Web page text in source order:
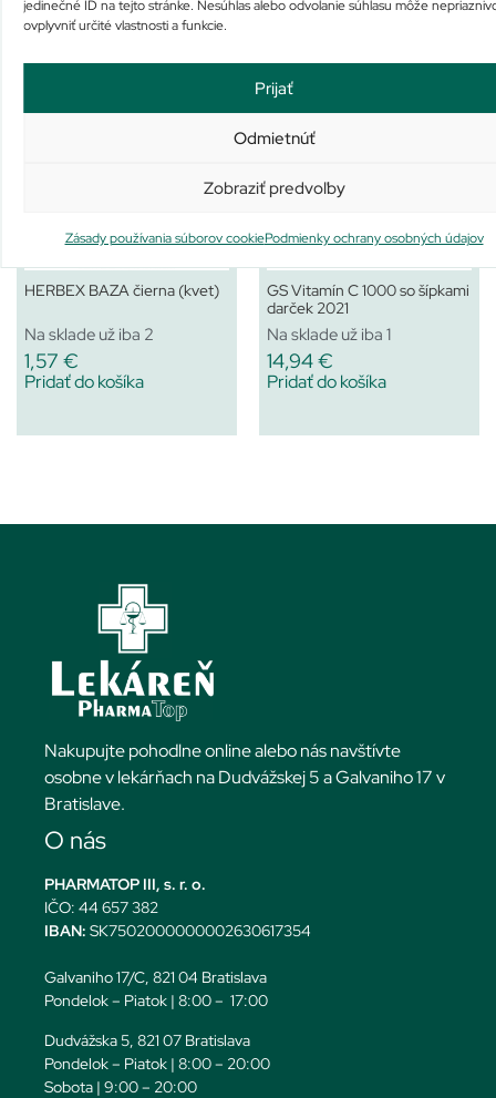
jedinečné ID na tejto stránke. Nesúhlas alebo odvolanie súhlasu môže
ovplyvniť určité vlastnosti a funkcie.
Prijať
Odmietnúť
Zobraziť predvoľby
Zásady používania súborov cookiePodmienky ochrany osobných údajov
Osobný odber u nás
Podobné produkty
HERBEX BAZA čierna (kvet)
Na sklade už iba 2
1,57 €
Pridať do košíka
GS Vitamín C 1000 so šípkami
darček 2021
Na sklade už iba 1
14,94€
Pridať do košíka
Nakupujte pohodlne online alebo nás navštívte
osobne v lekárňach na Dudvážskej 5 a Galvaniho 17 v
Bratislave.
O nás
PHARMATOP III, s. r. o.
IČO: 44 657 382
IBAN: SK7502000000002630617354
Galvaniho 17/C, 821 04 Bratislava
Pondelok – Piatok | 8:00 – 17:00
Dudvážska 5, 821 07 Bratislava
Pondelok – Piatok | 8:00 – 20:00
Sobota | 9:00 – 20:00